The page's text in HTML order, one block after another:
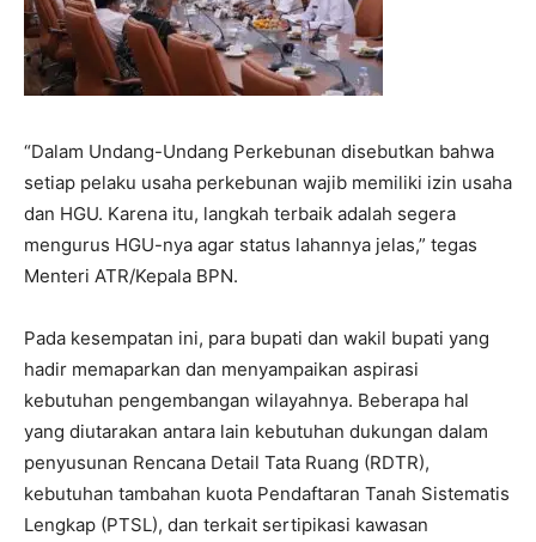
“Dalam Undang-Undang Perkebunan disebutkan bahwa
setiap pelaku usaha perkebunan wajib memiliki izin usaha
dan HGU. Karena itu, langkah terbaik adalah segera
mengurus HGU-nya agar status lahannya jelas,” tegas
Menteri ATR/Kepala BPN.
Pada kesempatan ini, para bupati dan wakil bupati yang
hadir memaparkan dan menyampaikan aspirasi
kebutuhan pengembangan wilayahnya. Beberapa hal
yang diutarakan antara lain kebutuhan dukungan dalam
penyusunan Rencana Detail Tata Ruang (RDTR),
kebutuhan tambahan kuota Pendaftaran Tanah Sistematis
Lengkap (PTSL), dan terkait sertipikasi kawasan